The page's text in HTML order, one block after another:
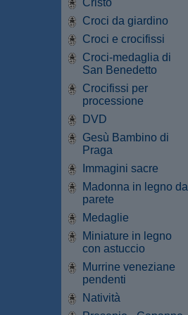
Croci da giardino
Croci e crocifissi
Croci-medaglia di
San Benedetto
Crocifissi per
processione
DVD
Gesù Bambino di
Praga
Immagini sacre
Madonna in legno da
parete
Medaglie
Miniature in legno
con astuccio
Murrine veneziane
pendenti
Natività